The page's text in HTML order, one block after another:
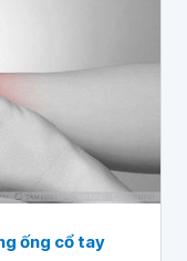
ống cổ tay